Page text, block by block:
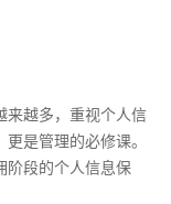
来越多，重视个人信
是管理的必修课。
阶段的个人信息保